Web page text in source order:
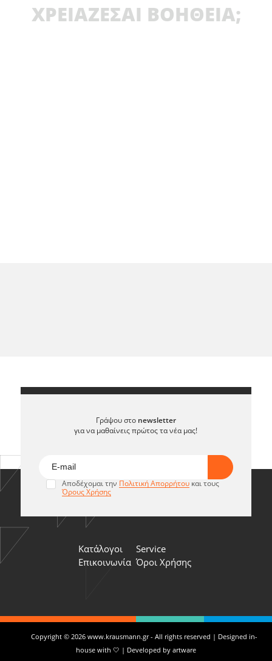
ΧΡΕΙΑΖΕΣΑΙ ΒΟΗΘΕΙΑ;
Γράψου στο newsletter
για να μαθαίνεις πρώτος τα νέα μας!
Αποδέχομαι την Πολιτική Απορρήτουκαι τους
Όρους Χρήσης
Κατάλογοι
Service
Επικοινωνία Όροι Χρήσης
Copyright © 2026 www.krausmann.gr - All rights reserved | Designed in-
house with 🤍 | Developed by artware